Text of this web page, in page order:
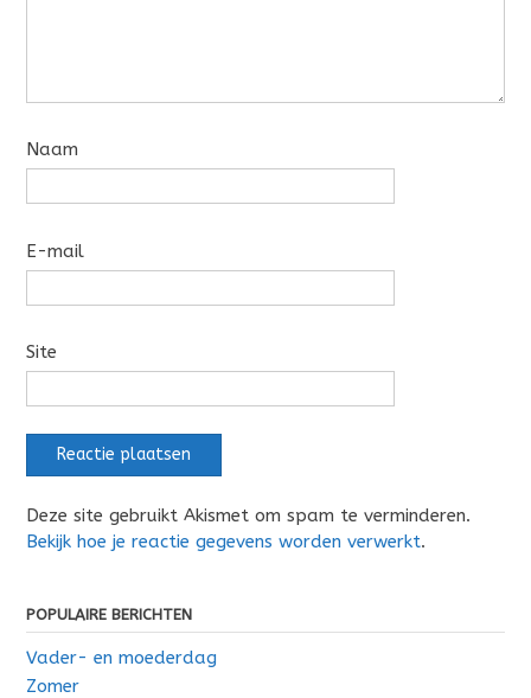
Naam
E-mail
Site
Deze site gebruikt Akismet om spam te verminderen.
Bekijk hoe je reactie gegevens worden verwerkt.
POPULAIRE BERICHTEN
Vader- en moederdag
Zomer